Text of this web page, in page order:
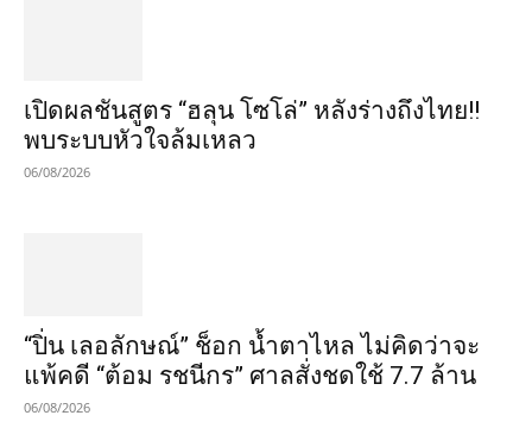
เปิดผลชันสูตร “ฮลุน โซโล่” หลังร่างถึงไทย!!
พบระบบหัวใจล้มเหลว
06/08/2026
“ปิ่น เลอลักษณ์” ช็อก น้ำตาไหล ไม่คิดว่าจะ
แพ้คดี “ต้อม รชนีกร” ศาลสั่งชดใช้ 7.7 ล้าน
06/08/2026